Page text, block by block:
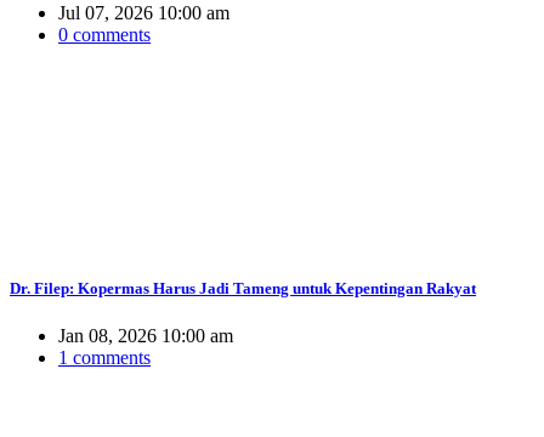
Jul 07, 2026 10:00 am
0 comments
Dr. Filep: Kopermas Harus Jadi Tameng untuk Kepentingan Rakyat
Jan 08, 2026 10:00 am
1 comments